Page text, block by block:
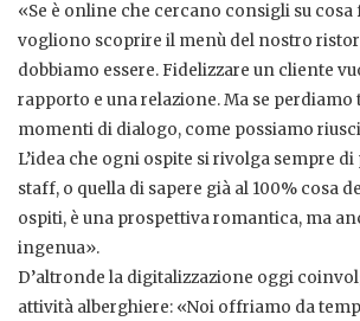
«Se è online che cercano consigli su cosa
vogliono scoprire il menù del nostro
dobbiamo essere. Fidelizzare un cliente
rapporto e una relazione. Ma se perdiamo
momenti di dialogo, come possiamo
L’idea che ogni ospite si rivolga sempre
staff, o quella di sapere già al 100% cosa
ospiti, è una prospettiva romantica, ma
ingenua».
D’altronde la digitalizzazione oggi
attività alberghiere: «Noi offriamo da